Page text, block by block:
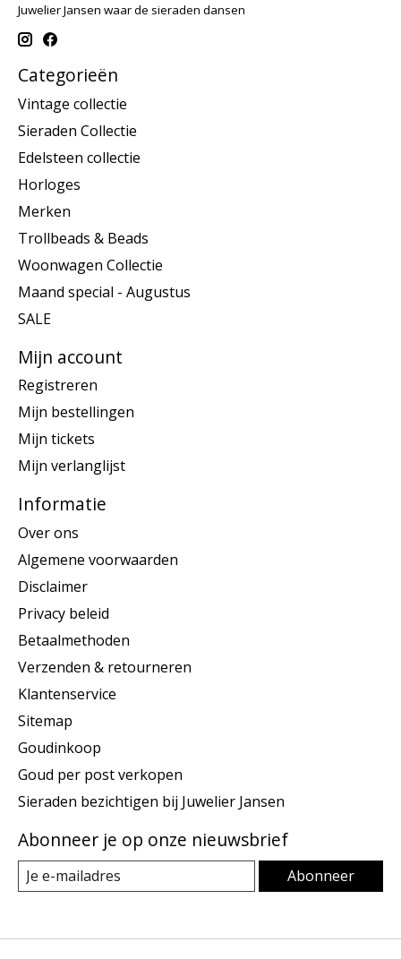
Juwelier Jansen waar de sieraden dansen
Categorieën
Vintage collectie
Sieraden Collectie
Edelsteen collectie
Horloges
Merken
Trollbeads & Beads
Woonwagen Collectie
Maand special - Augustus
SALE
Mijn account
Registreren
Mijn bestellingen
Mijn tickets
Mijn verlanglijst
Informatie
Over ons
Algemene voorwaarden
Disclaimer
Privacy beleid
Betaalmethoden
Verzenden & retourneren
Klantenservice
Sitemap
Goudinkoop
Goud per post verkopen
Sieraden bezichtigen bij Juwelier Jansen
Abonneer je op onze nieuwsbrief
Abonneer